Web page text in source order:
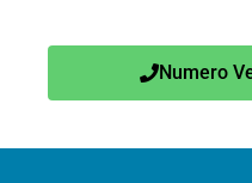
Numero